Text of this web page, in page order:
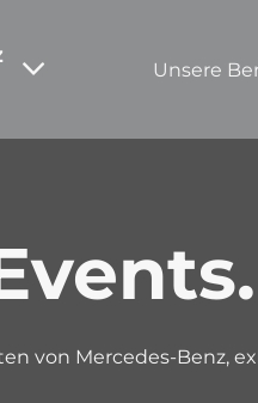
Unsere
von Mercedes-Benz,